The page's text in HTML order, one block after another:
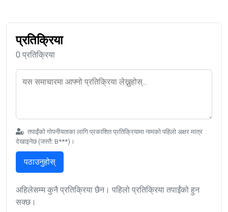
प्रतिक्रिया
0 प्रतिक्रिया
तपाईंको गोपनीयताका लागि प्रकाशित प्रतिक्रियामा नामको पहिलो अक्षर मात्र
देखाइनेछ (जस्तै: B***)।
पठाउनुहोस्
अहिलेसम्म कुनै प्रतिक्रिया छैन। पहिलो प्रतिक्रिया तपाईंको हुन
सक्छ।